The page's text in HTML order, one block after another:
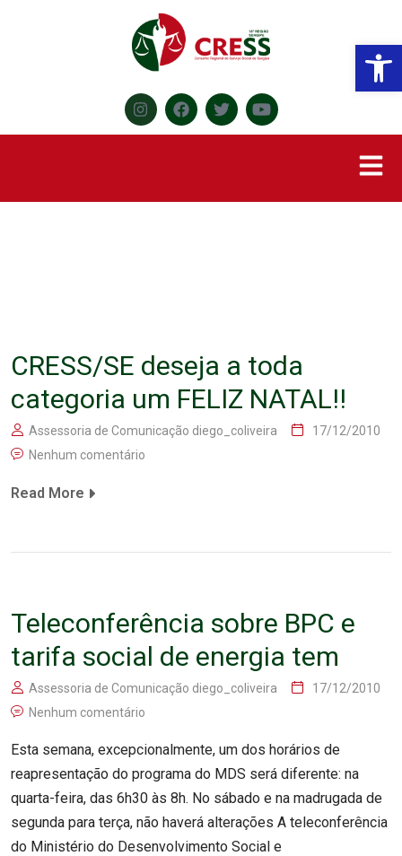
CRESS/SE deseja a toda
categoria um FELIZ NATAL!!
Assessoria de Comunicação diego_coliveira
17/12/2010
Nenhum comentário
Read More
Teleconferência sobre BPC e
tarifa social de energia tem
Assessoria de Comunicação diego_coliveira
17/12/2010
Nenhum comentário
Esta semana, excepcionalmente, um dos horários de
reapresentação do programa do MDS será diferente: na
quarta-feira, das 6h30 às 8h. No sábado e na madrugada de
segunda para terça, não haverá alterações A teleconferência
do Ministério do Desenvolvimento Social e